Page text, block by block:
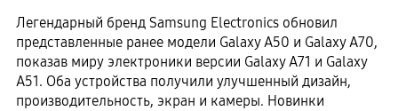
Легендарный бренд Samsung Electronics обновил
представленные ранее модели Galaxy A50 и Galaxy A70,
показав миру электроники версии Galaxy A71 и Galaxy
A51. Оба устройства получили улучшенный дизайн,
производительность, экран и камеры. Новинки